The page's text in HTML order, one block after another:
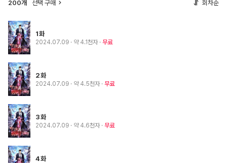
200개 선택 구매 회차순
1화
2024.07.09 · 약 4.1천자 무료
2화
2024.07.09 · 약 4.5천자 무료
3화
2024.07.09 · 약 4.6천자 무료
4화